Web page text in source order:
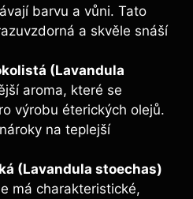
barvu a vůni. Tato
a skvěle snáší
(Lavandula
aroma, které se
výrobu éterických olejů.
na teplejší
(Lavandula stoechas)
má charakteristické,